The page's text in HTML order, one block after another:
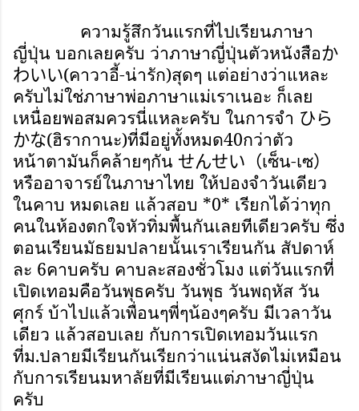
ความรู้สึกวันแรกที่ไปเรียนภาษา
ญี่ปุ่น บอกเลยครับ ว่าภาษาญี่ปุ่นตัวหนังสือか
わいい(คาวาอี้-น่ารัก)สุดๆ แต่อย่างว่าแหละ
ครับไม่ใช่ภาษาพ่อภาษาแม่เราเนอะ ก็เลย
เหนื่อยพอสมควรนี่แหละครับ ในการจำ ひら
かな(ฮิรากานะ)ที่มีอยู่ทั้งหมด40กว่าตัว
หน้าตามันก็คล้ายๆกัน せんせい （เซ็น-เซ）
หรืออาจารย์ในภาษาไทย ให้ปองจำวันเดียว
ในคาบ หมดเลย แล้วสอบ *0* เรียกได้ว่าทุก
คนในห้องตกใจหัวทิ่มพื้นกันเลยทีเดียวครับ ซึ่ง
ตอนเรียนมัธยมปลายนั้นเราเรียนกัน สัปดาห์
ละ 6คาบครับ คาบละสองชั่วโมง แต่วันแรกที่
เปิดเทอมคือวันพุธครับ วันพุธ วันพฤหัส วัน
ศุกร์ บ้าไปแล้วเพื่อนๆพี่ๆน้องๆครับ มีเวลาวัน
เดียว แล้วสอบเลย กับการเปิดเทอมวันแรก
ที่ม.ปลายมีเรียนกันเรียกว่าแน่นสงัดไม่เหมือน
กับการเรียนมหาลัยที่มีเรียนแต่ภาษาญี่ปุ่น
ครับ